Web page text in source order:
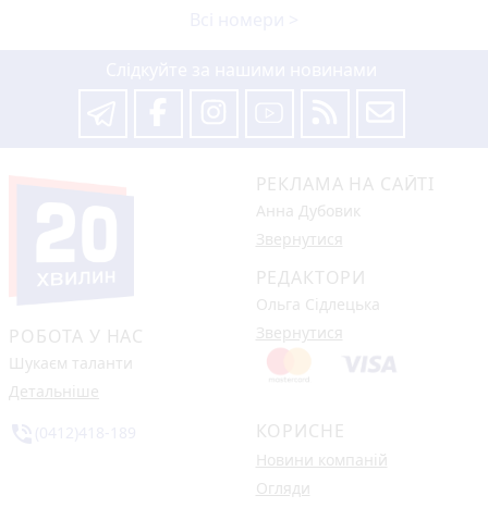
РОБОТА У НАС
Шукаєм таланти
Детальніше
РЕКЛАМА НА САЙТІ
Анна Дубовик
Звернутися
РЕДАКТОРИ
Ольга Сідлецька
Звернутися
КОРИСНЕ
Новини компаній
Огляди